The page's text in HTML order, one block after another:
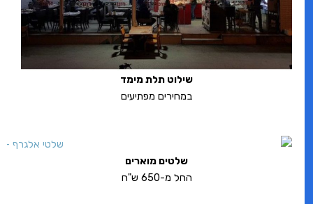
שילוט תלת מימד
במחירים מפתיעים
שלטים מוארים
החל מ-650 ש"ח